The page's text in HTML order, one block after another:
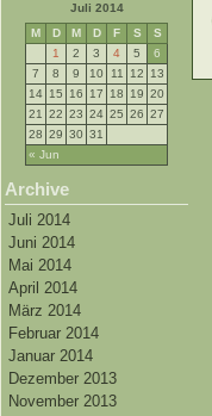
Juli 2014
M
D M D F S S
« Jun
1 2 3 4 5
6
7
8 9 10 11 12
13
14 15 16 17 18 19 20
21
22 23 24 25 26 27
28 29 30 31
Archive
Juli 2014
Juni 2014
Mai 2014
April 2014
März 2014
Februar 2014
Januar 2014
Dezember 2013
November 2013